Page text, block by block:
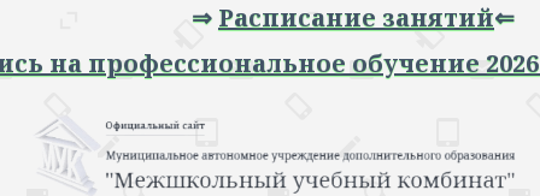
⇒Расписание занятий⇐
на профессиональное обучение